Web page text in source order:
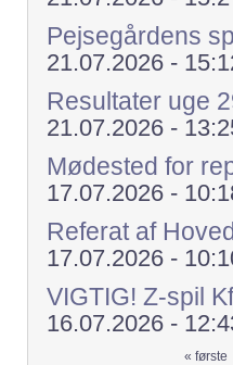
Pejsegårdens
21.07.2026 -
Resultater uge
21.07.2026 -
Mødested for
17.07.2026 -
Referat af
17.07.2026 -
VIGTIG! Z-spil
16.07.2026 -
« første